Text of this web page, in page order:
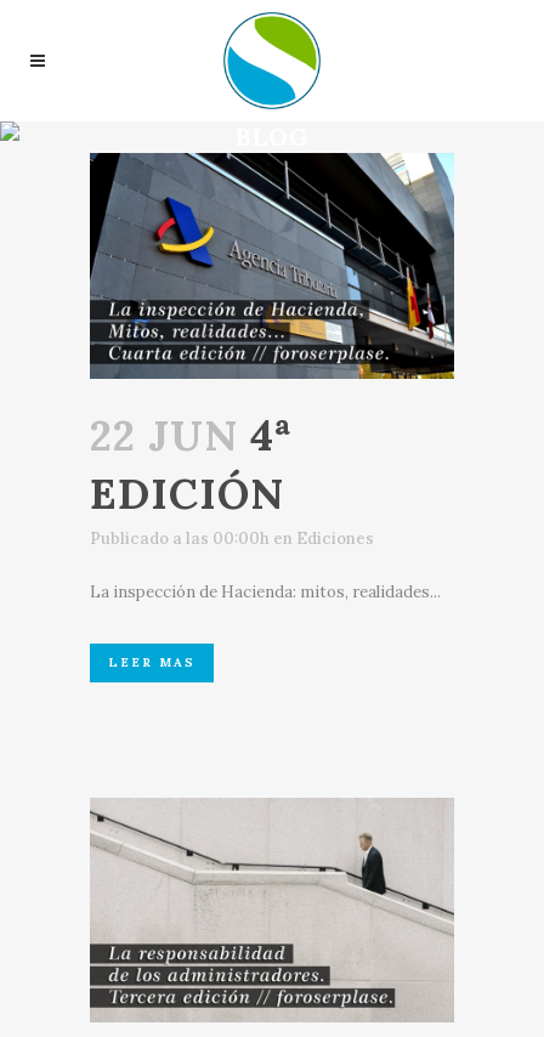
22 JUN 4ª
EDICIÓN
Publicado a las 00:00h en Ediciones
La inspección de Hacienda: mitos, realidades...
LEER MAS